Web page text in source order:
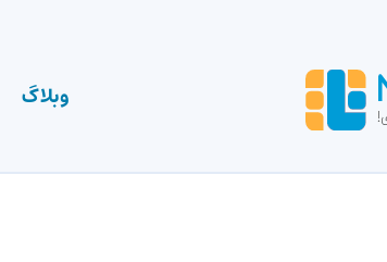
وبلاگ